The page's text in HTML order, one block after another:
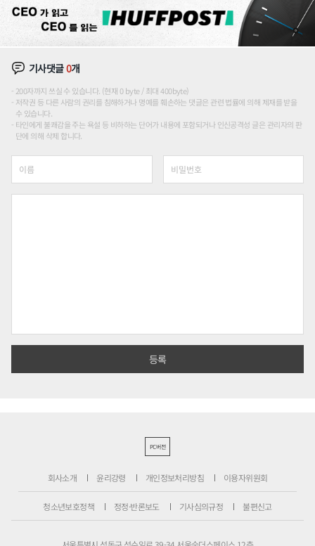
기사댓글0개
200자까지 쓰실 수 있습니다. (현재 0 byte / 최대 400byte)
저작권 등 다른 사람의 권리를 침해하거나 명예를 훼손하는 댓글은 관련 법률에 의해 제재를 받을
수 있습니다.
타인에게 불쾌감을 주는 욕설 등 비하하는 단어가 내용에 포함되거나 인신공격성 글은 관리자의 판
단에 의해 삭제 합니다.
PC버전
회사소개 윤리강령 개인정보처리방침 이용자위원회
청소년보호정책 정정·반론보도 기사심의규정 불편신고